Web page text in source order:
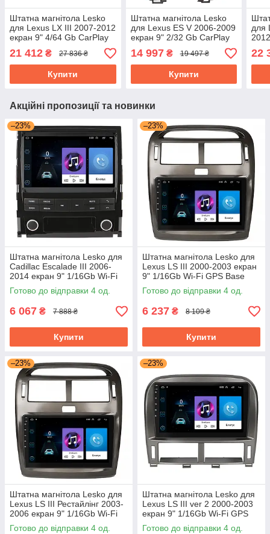
Штатна магнітола Lesko
для Lexus LX III 2007-2012
екран 9" 4/64 Gb CarPlay
4G Wi-Fi GPS Prime
21 412 ₴ 27 836 ₴
Купити
Штатна магнітола Lesko
для Lexus ES V 2006-2009
екран 9" 2/32 Gb CarPlay
4G Wi-Fi GPS Prime
14 997₴ 19 497 ₴
Купити
для
Gb
22
Акційні пропозиції та новинки
–23%
Штатна магнітола Lesko для
Cadillac Escalade III 2006-
2014 екран 9" 1/16Gb Wi-Fi
GPS Base Каміллак Ескалейд
Готово до відправки 4 од.
6 067 ₴ 7 888 ₴
Купити
–23%
Штатна магнітола Lesko для
Lexus LS III 2000-2003 екран
9" 1/16Gb Wi-Fi GPS Base
Готово до відправки 4 од.
6 237 ₴ 8 109 ₴
Купити
–23%
Штатна магнітола Lesko для
Lexus LS III Рестайлінг 2003-
2006 екран 9" 1/16Gb Wi-Fi
GPS Base
Готово до відправки 4 од.
–23%
Штатна магнітола Lesko для
Lexus LS III ver 2 2000-2003
екран 9" 1/16Gb Wi-Fi GPS
Base
Готово до відправки 4 од.